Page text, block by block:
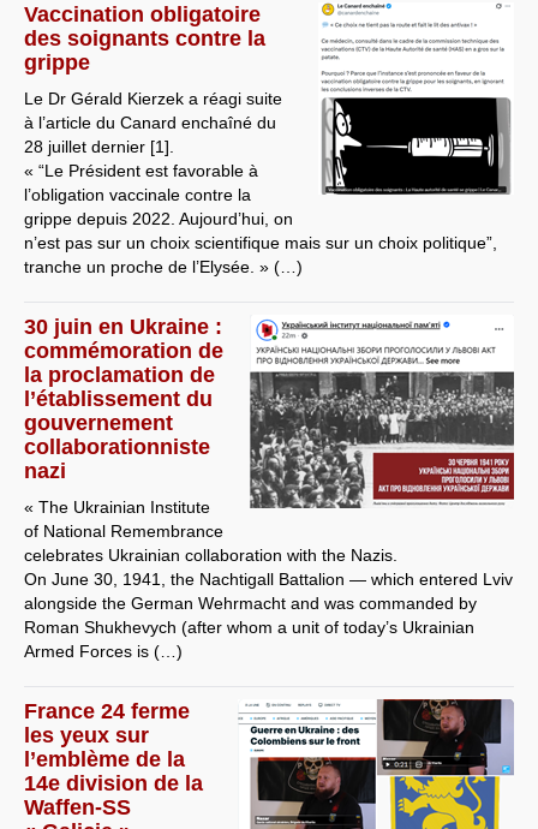
Vaccination obligatoire
des soignants contre la
grippe
Le Dr Gérald Kierzek a réagi suite
à l’article du Canard enchaîné du
28 juillet dernier [1].
« “Le Président est favorable à
l’obligation vaccinale contre la
grippe depuis 2022. Aujourd’hui, on
n’est pas sur un choix scientifique mais sur un choix politique”,
tranche un proche de l’Elysée. » (…)
30 juin en Ukraine :
commémoration de
la proclamation de
l’établissement du
gouvernement
collaborationniste
nazi
« The Ukrainian Institute
of National Remembrance
celebrates Ukrainian collaboration with the Nazis.
On June 30, 1941, the Nachtigall Battalion — which entered Lviv
alongside the German Wehrmacht and was commanded by
Roman Shukhevych (after whom a unit of today’s Ukrainian
Armed Forces is (…)
France 24 ferme
les yeux sur
l’emblème de la
14e division de la
Waffen-SS